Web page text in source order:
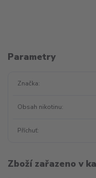
Parametry
Značka
Obsah nikotinu
Příchuť
Zboží zařazeno v